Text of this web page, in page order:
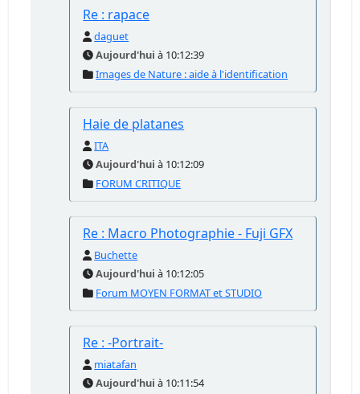
Re : rapace
daguet
Aujourd'hui à 10:12:39
Images de Nature : aide à l'identification
Haie de platanes
ITA
Aujourd'hui à 10:12:09
FORUM CRITIQUE
Re : Macro Photographie - Fuji GFX
Buchette
Aujourd'hui à 10:12:05
Forum MOYEN FORMAT et STUDIO
Re : -Portrait-
miatafan
Aujourd'hui à 10:11:54